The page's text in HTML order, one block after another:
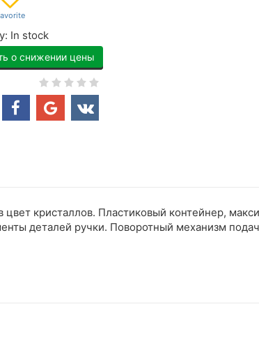
In stock
о снижении цены
кристаллов. Пластиковый контейнер,
деталей ручки. Поворотный механизм